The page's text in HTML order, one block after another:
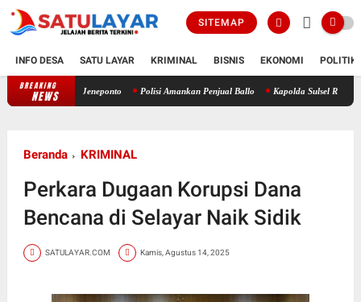
SITEMAP
INFO DESA SATU LAYAR KRIMINAL BISNIS EKONOMI POLITIK
BREAKING
NEWSAMBAE RoIP Dukung Jambore RAPI Daerah 24 Sulsel di Jeneponto
Beranda KRIMINAL
Perkara Dugaan Korupsi Dana
Bencana di Selayar Naik Sidik
SATULAYAR.COM Kamis, Agustus 14, 2025